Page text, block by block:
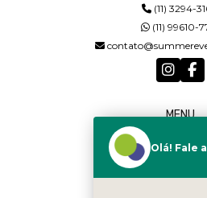
(11) 3294-
(11) 99610-
MENU
QUEM
Olá! Fale